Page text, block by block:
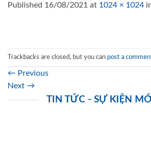
Published 16/08/2021 at 1024 × 1024
Trackbacks are closed, but you can post a
← Previous
Next →
TIN TỨC - SỰ KIỆN